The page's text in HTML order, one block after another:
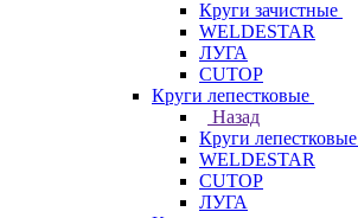
Круги зачистные
WELDESTAR
ЛУГА
CUTOP
Круги лепестковые
Назад
Круги лепестковые
WELDESTAR
CUTOP
ЛУГА